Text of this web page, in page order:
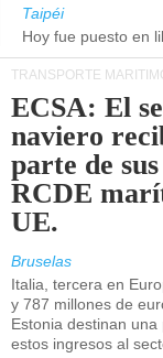
Taipéi
Hoy fue puesto en
TRANSPORTE
ECSA: El
naviero
parte de
RCDE
UE.
Bruselas
Italia, tercera en
y 787 millones de
Estonia destinan
estos ingresos al